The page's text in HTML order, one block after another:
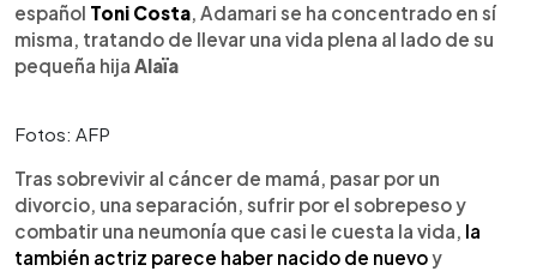
español Toni Costa, Adamari se ha concentrado en sí
misma, tratando de llevar una vida plena al lado de su
pequeña hija Alaïa
Fotos: AFP
Tras sobrevivir al cáncer de mamá, pasar por un
divorcio, una separación, sufrir por el sobrepeso y
combatir una neumonía que casi le cuesta la vida, la
también actriz parece haber nacido de nuevoy